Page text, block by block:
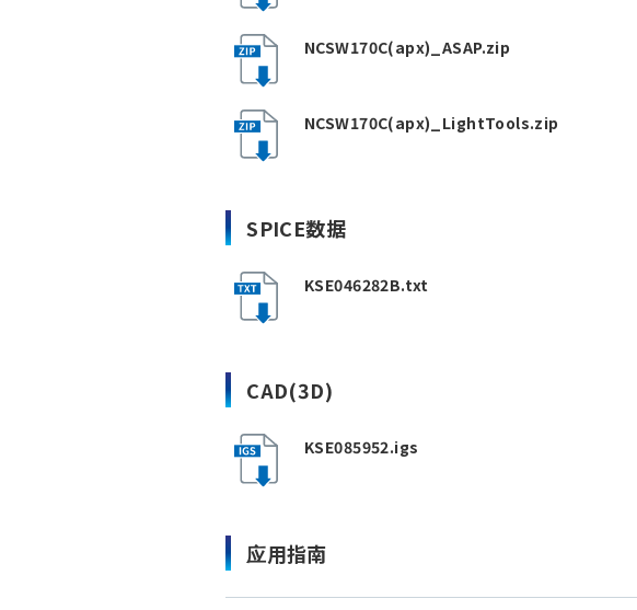
NCSW170C(apx)_ASAP.zip
NCSW170C(apx)_LightTools.zip
SPICE数据
KSE046282B.txt
CAD(3D)
KSE085952.igs
应用指南